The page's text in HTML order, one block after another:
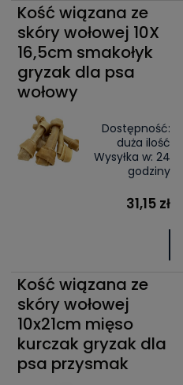
Kość wiązana ze
skóry wołowej 10X
16,5cm smakołyk
gryzak dla psa
wołowy
Dostępność:
duża ilość
Wysyłka w: 24
godziny
31,15 zł
Kość wiązana ze
skóry wołowej
10x21cm mięso
kurczak gryzak dla
psa przysmak